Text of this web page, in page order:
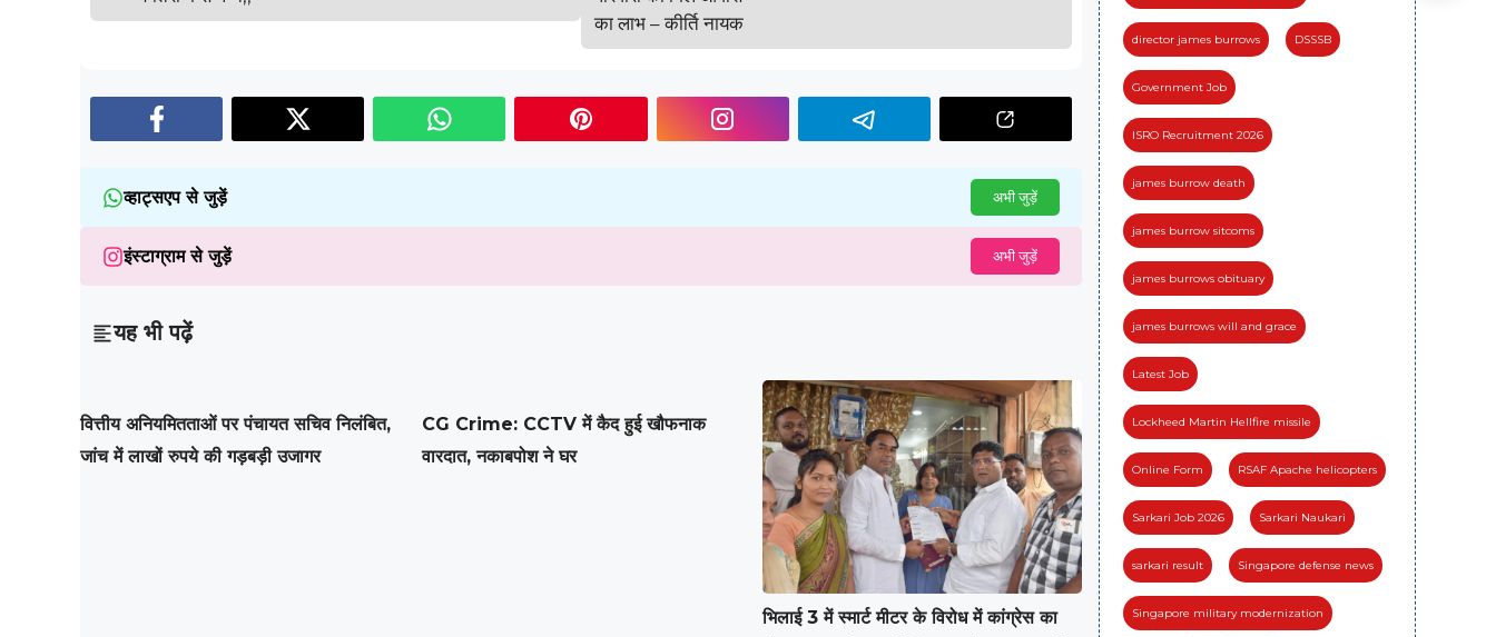
व्हाट्सएप से जुड़ें अभी जुड़ें
इंस्टाग्राम से जुड़ें अभी जुड़ें
यह भी पढ़ें
वित्तीय अनियमितताओं पर पंचायत सचिव निलंबित,
जांच में लाखों रुपये की गड़बड़ी उजागर
CG Crime: CCTV में कैद हुई खौफनाक
वारदात, नकाबपोश ने घर
भिलाई 3 में स्मार्ट मीटर के विरोध में कांग्रेस का
director james burrows DSSSB
Government Job
ISRO Recruitment 2026
james burrow death
james burrow sitcoms
james burrows obituary
james burrows will and grace
Latest Job
Lockheed Martin Hellfire missile
Online Form RSAF Apache helicopters
Sarkari Job 2026 Sarkari Naukari
sarkari result Singapore defense news
Singapore military modernization